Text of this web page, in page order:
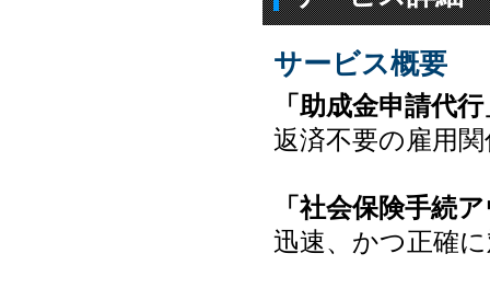
サービス概要
「助成金申請代
返済不要の雇用
「社会保険手続
迅速、かつ正確